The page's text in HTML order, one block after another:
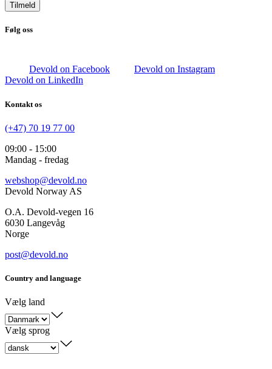
Tilmeld
Følg oss
Devold on Facebook
Devold on Instagram
Devold on LinkedIn
Kontakt os
(+47) 70 19 77 00
09:00 - 15:00
Mandag - fredag
webshop@devold.no
Devold Norway AS
O.A. Devold-vegen 16
6030 Langevåg
Norge
post@devold.no
Country and language
Vælg land
Vælg sprog